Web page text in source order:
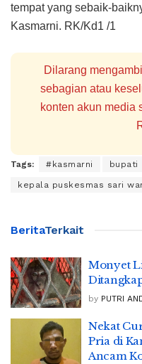
tempat yang sebaik-
Kasmarni. RK/Kd1 /1
Dilarang
sebagian atau
konten akun media
Tags: #kasmarni bupati
kepala puskesmas sari
BeritaTerkait
Monyet
by PUTRI
Nekat
Pria di
Ancam